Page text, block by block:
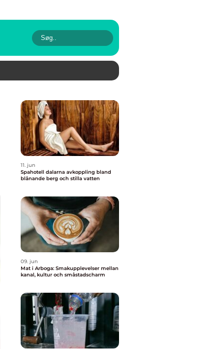
11. jun
Spahotell dalarna avkoppling bland
blånande berg och stilla vatten
09. jun
Mat i Arboga: Smakupplevelser mellan
kanal, kultur och småstadscharm